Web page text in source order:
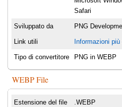
Safari
Sviluppato da PNG
Link utili Informazioni
Tipo di convertitore PNG in WEBP
WEBP File
Estensione del file .WEBP